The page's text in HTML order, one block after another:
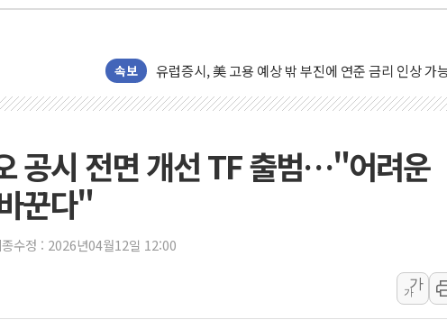
속보
뉴욕증시, 고용 쇼크에 금리 인상 우려 후퇴
유럽증시, 美 고용 예상 밖 부진에 연준 금리 인상
미 연준 매파 기세 꺾이나…고용 감소에 9월 동결 전
트럼프, 백신·자폐증 행정명령 검토…"이르면 다음 주"
美 항소법원, 백악관 무도회장 공사 중단 명령…트럼
이란 핵심 원유 수출항 '하르그섬', 최근 1주일 이
[AI MY 뉴스] 뉴욕 반도체주 프리뷰...美 고용 쇼크에
뉴욕증시 프리뷰, 美 고용 쇼크에 금리 인상 우려
[종합] 美 7월 고용 2만3000명 감소 '쇼크'…9월 금리
공시 전면 개선 TF 출범…"어려운
꾼다"
수정 : 2026년04월12일 12:00
가
가